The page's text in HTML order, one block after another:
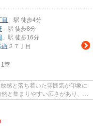
」駅 徒歩4分
」駅 徒歩8分
」駅 徒歩16分
西 ２７丁目
1室
感と落ち着いた雰囲気が印象に
と集まりやすい広さがあり、ソ